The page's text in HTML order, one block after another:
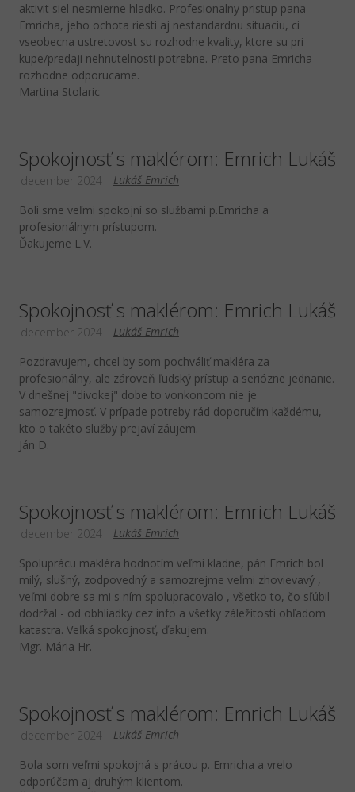
aktivit siel nesmierne hladko. Profesionalny pristup pana
Emricha, jeho ochota riesti aj nestandardnu situaciu, ci
vseobecna ustretovost su rozhodne kvality, ktore su pri
kupe/predaji nehnutelnosti potrebne. Preto pana Emricha
rozhodne odporucame.
Martina Stolaric
Spokojnosť s maklérom: Emrich Lukáš
Lukáš Emrich
december 2024
Boli sme veľmi spokojní so službami p.Emricha a
profesionálnym prístupom.
Ďakujeme L.V.
Spokojnosť s maklérom: Emrich Lukáš
Lukáš Emrich
december 2024
Pozdravujem, chcel by som pochváliť makléra za
profesionálny, ale zároveň ľudský prístup a seriózne jednanie.
V dnešnej "divokej" dobe to vonkoncom nie je
samozrejmosť. V prípade potreby rád doporučím každému,
kto o takéto služby prejaví záujem.
Ján D.
Spokojnosť s maklérom: Emrich Lukáš
Lukáš Emrich
december 2024
Spoluprácu makléra hodnotím veľmi kladne, pán Emrich bol
milý, slušný, zodpovedný a samozrejme veľmi zhovievavý ,
veľmi dobre sa mi s ním spolupracovalo , všetko to, čo sľúbil
dodržal - od obhliadky cez info a všetky záležitosti ohľadom
katastra. Veľká spokojnosť, ďakujem.
Mgr. Mária Hr.
Spokojnosť s maklérom: Emrich Lukáš
Lukáš Emrich
december 2024
Bola som veľmi spokojná s prácou p. Emricha a vrelo
odporúčam aj druhým klientom.